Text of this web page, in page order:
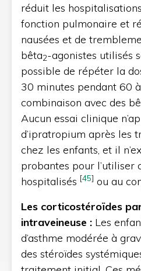
réduit les
fonction pulmonaire et
nausées et de
bêta2-agonistes utilisés
possible de répéter la
30 minutes pendant 60
combinaison avec des
Aucun essai clinique
d’ipratropium après les
chez les enfants, et il
probantes pour l’utiliser
hospitalisés [45] ou au
Les corticostéroïdes
intraveineuse : Les
d’asthme modérée à
des stéroïdes